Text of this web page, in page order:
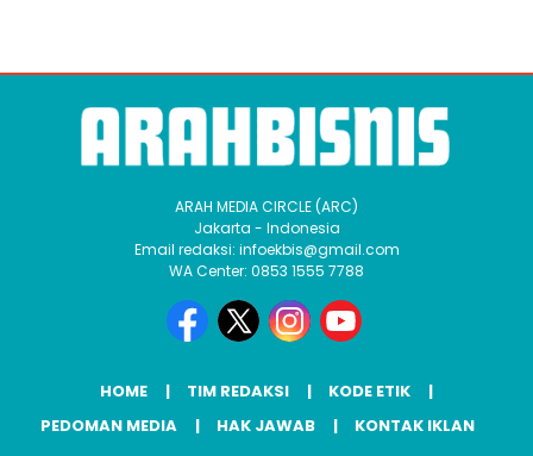
ARAH MEDIA CIRCLE (ARC)
Jakarta - Indonesia
Email redaksi: infoekbis@gmail.com
WA Center: 0853 1555 7788
HOME TIM REDAKSI
KODE ETIK
PEDOMAN MEDIA
HAK JAWAB KONTAK IKLAN